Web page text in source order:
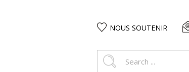
NOUS SOUTENIR